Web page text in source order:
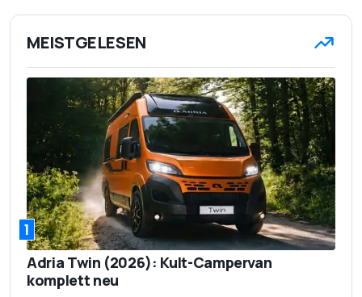
MEISTGELESEN
1
Adria Twin (2026): Kult-Campervan
komplett neu